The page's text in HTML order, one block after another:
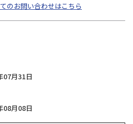
のお問い合わせはこちら
07月31日
08月08日